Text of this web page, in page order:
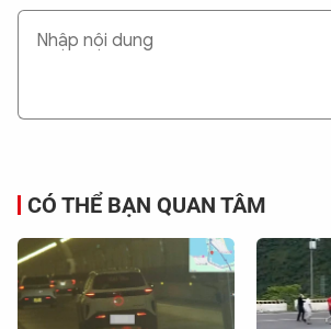
CÓ THỂ BẠN QUAN TÂM